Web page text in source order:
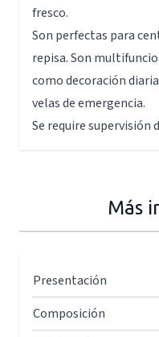
fresco.
Son perfectas para
repisa. Son
como decoración
velas de emergencia.
Se require supervisión
Más
Presentación
Composición